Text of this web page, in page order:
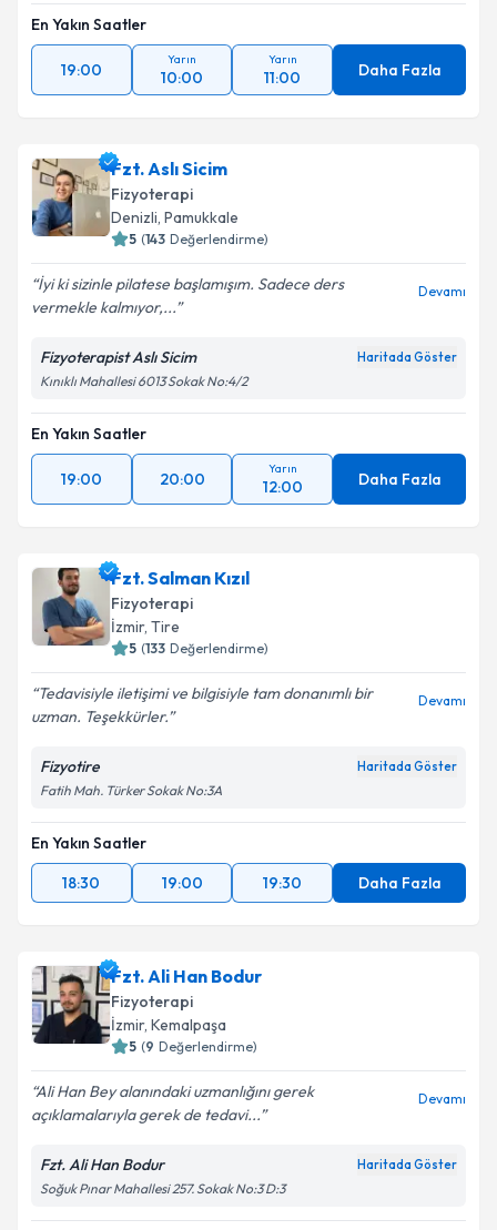
En Yakın Saatler
19:00
Yarın
10:00
Yarın
11:00 Daha Fazla
Fzt. Aslı Sicim
Fizyoterapi
Denizli, Pamukkale
5 (143 Değerlendirme)
İyi ki sizinle pilatese başlamışım. Sadece ders
vermekle kalmıyor,...
Devamı
Fizyoterapist Aslı Sicim Haritada Göster
Kınıklı Mahallesi 6013 Sokak No:4/2
En Yakın Saatler
19:00 20:00
Yarın
12:00 Daha Fazla
Fzt. Salman Kızıl
Fizyoterapi
İzmir, Tire
5 (133 Değerlendirme)
Tedavisiyle iletişimi ve bilgisiyle tam donanımlı bir
uzman. Teşekkürler.
Devamı
Fizyotire Haritada Göster
Fatih Mah. Türker Sokak No:3A
En Yakın Saatler
18:30
19:00 19:30 Daha Fazla
Fzt. Ali Han Bodur
Fizyoterapi
İzmir, Kemalpaşa
5 (9 Değerlendirme)
Ali Han Bey alanındaki uzmanlığını gerek
açıklamalarıyla gerek de tedavi...
Devamı
Fzt. Ali Han Bodur Haritada Göster
Soğuk Pınar Mahallesi 257. Sokak No:3 D:3